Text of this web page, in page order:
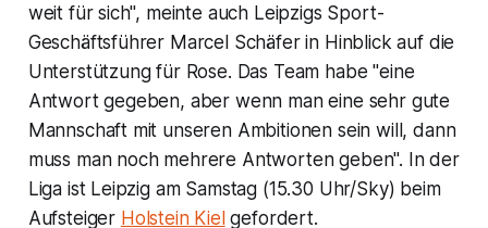
weit für sich", meinte auch Leipzigs Sport-
Geschäftsführer Marcel Schäfer in Hinblick auf die
Unterstützung für Rose. Das Team habe "eine
Antwort gegeben, aber wenn man eine sehr gute
Mannschaft mit unseren Ambitionen sein will, dann
muss man noch mehrere Antworten geben". In der
Liga ist Leipzig am Samstag (15.30 Uhr/Sky) beim
Aufsteiger Holstein Kielgefordert.